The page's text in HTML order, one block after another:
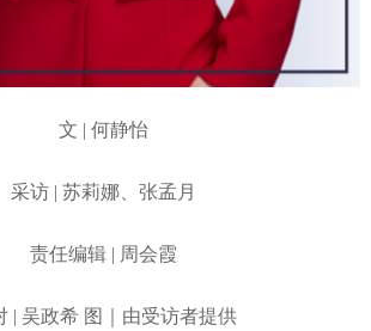
文 | 何静怡
采访 | 苏莉娜、张孟月
责任编辑 | 周会霞
| 吴政希 图｜由受访者提供